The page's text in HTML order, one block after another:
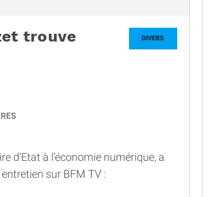
DIVERS
trouve
d'Etat à l'économie numérique, a
sur BFM TV :